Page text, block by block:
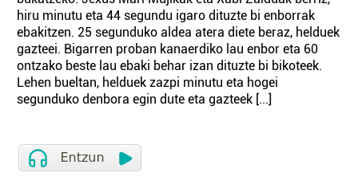
hiru minutu eta 44 segundu igaro dituzte bi enborrak
ebakitzen. 25 segunduko aldea atera diete beraz, helduek
gazteei. Bigarren proban kanaerdiko lau enbor eta 60
ontzako beste lau ebaki behar izan dituzte bi bikoteek.
Lehen bueltan, helduek zazpi minutu eta hogei
segunduko denbora egin dute eta gazteek [...]